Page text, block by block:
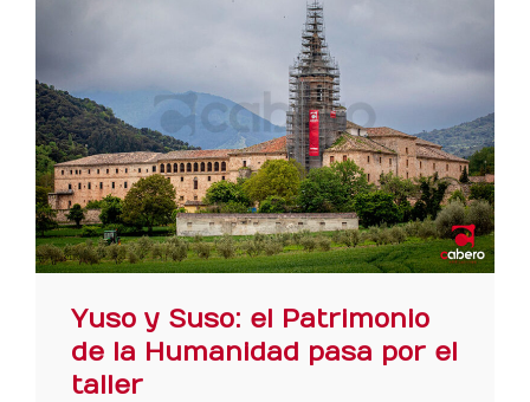
Yuso y Suso: el Patrimonio
de la Humanidad pasa por el
taller